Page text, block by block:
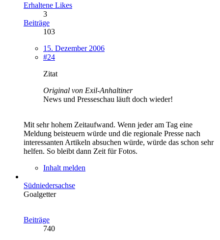
Erhaltene Likes
3
Beiträge
103
15. Dezember 2006
#24
Zitat
Original von Exil-Anhaltiner
News und Presseschau läuft doch wieder!
Mit sehr hohem Zeitaufwand. Wenn jeder am Tag eine
Meldung beisteuern würde und die regionale Presse nach
interessanten Artikeln absuchen würde, würde das schon sehr
helfen. So bleibt dann Zeit für Fotos.
Inhalt melden
Südniedersachse
Goalgetter
Beiträge
740